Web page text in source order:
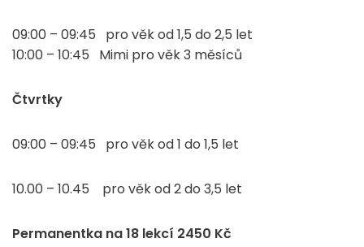
09:00 – 09:45 pro věk od 1,5 do 2,5 let
10:00 – 10:45 Mimi pro věk 3 měsíců
Čtvrtky
09:00 – 09:45 pro věk od 1 do 1,5 let
10.00 – 10.45 pro věk od 2 do 3,5 let
Permanentka na 18 lekcí 2450 Kč